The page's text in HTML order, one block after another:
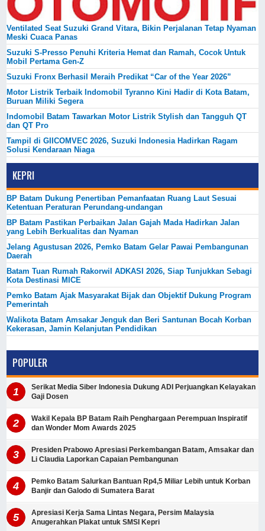
Ventilated Seat Suzuki Grand Vitara, Bikin Perjalanan Tetap Nyaman
Meski Cuaca Panas
Suzuki S-Presso Penuhi Kriteria Hemat dan Ramah, Cocok Untuk
Mobil Pertama Gen-Z
Suzuki Fronx Berhasil Meraih Predikat “Car of the Year 2026”
Motor Listrik Terbaik Indomobil Tyranno Kini Hadir di Kota Batam,
Buruan Miliki Segera
Indomobil Batam Tawarkan Motor Listrik Stylish dan Tangguh QT
dan QT Pro
Tampil di GIICOMVEC 2026, Suzuki Indonesia Hadirkan Ragam
Solusi Kendaraan Niaga
KEPRI
BP Batam Dukung Penertiban Pemanfaatan Ruang Laut Sesuai
Ketentuan Peraturan Perundang-undangan
BP Batam Pastikan Perbaikan Jalan Gajah Mada Hadirkan Jalan
yang Lebih Berkualitas dan Nyaman
Jelang Agustusan 2026, Pemko Batam Gelar Pawai Pembangunan
Daerah
Batam Tuan Rumah Rakorwil ADKASI 2026, Siap Tunjukkan Sebagi
Kota Destinasi MICE
Pemko Batam Ajak Masyarakat Bijak dan Objektif Dukung Program
Pemerintah
Walikota Batam Amsakar Jenguk dan Beri Santunan Bocah Korban
Kekerasan, Jamin Kelanjutan Pendidikan
POPULER
Serikat Media Siber Indonesia Dukung ADI Perjuangkan Kelayakan
Gaji Dosen
Wakil Kepala BP Batam Raih Penghargaan Perempuan Inspiratif
dan Wonder Mom Awards 2025
Presiden Prabowo Apresiasi Perkembangan Batam, Amsakar dan
Li Claudia Laporkan Capaian Pembangunan
Pemko Batam Salurkan Bantuan Rp4,5 Miliar Lebih untuk Korban
Banjir dan Galodo di Sumatera Barat
Apresiasi Kerja Sama Lintas Negara, Persim Malaysia
Anugerahkan Plakat untuk SMSI Kepri